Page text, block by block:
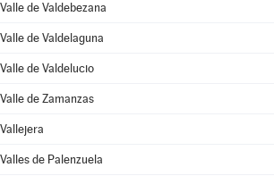
Valle de Valdebezana
Valle de Valdelaguna
Valle de Valdelucio
Valle de Zamanzas
Vallejera
Valles de Palenzuela